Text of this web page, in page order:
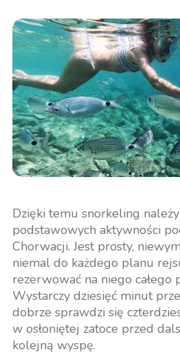
Dzięki temu snorkeling
podstawowych aktywności
Chorwacji. Jest prosty,
niemal do każdego planu
rezerwować na niego całego
Wystarczy dziesięć minut
dobrze sprawdzi się
w osłoniętej zatoce przed
kolejną wyspę.